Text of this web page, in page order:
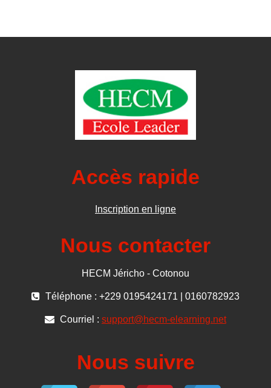
Accès rapide
Inscription en ligne
Nous contacter
HECM Jéricho - Cotonou
Téléphone : +229 0195424171 | 0160782923
Courriel : support@hecm-elearning.net
Nous suivre